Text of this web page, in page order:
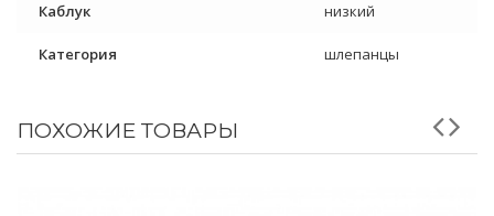
Каблук низкий
Категория шлепанцы
ПОХОЖИЕ ТОВАРЫ